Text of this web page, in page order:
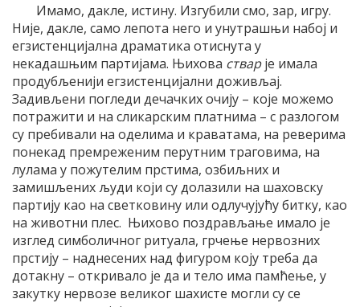
Имамо, дакле, истину. Изгубили смо, зар, игру.
Није, дакле, само лепота него и унутрашњи набој и
егзистенцијална драматика отиснута у
некадашњим партијама. Њихова стварје имала
продубљенији егзистенцијални доживљај.
Задивљени погледи дечачких очију – које можемо
потражити и на сликарским платнима – с разлогом
су пребивали на оделима и краватама, на реверима
понекад премреженим перутним траговима, на
лулама у пожутелим прстима, озбиљних и
замишљених људи који су долазили на шаховску
партију као на светковину или одлучујућу битку, као
на животни плес. Њихово поздрављање имало је
изглед симболичног ритуала, грчење нервозних
прстију – наднесених над фигуром коју треба да
дотакну – откривало је да и тело има памћење, у
закутку нервозе великог шахисте могли су се